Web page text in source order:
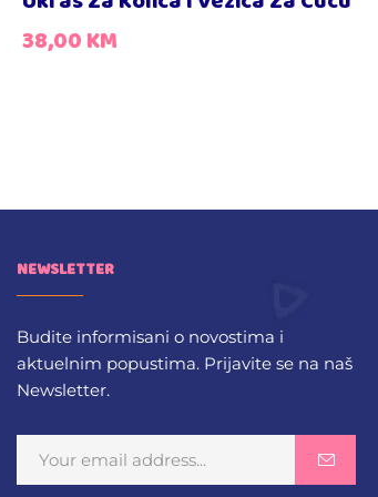
38,00KM
NEWSLETTER
Budite informisani o novostima i
aktuelnim popustima. Prijavite se na naš
Newsletter.